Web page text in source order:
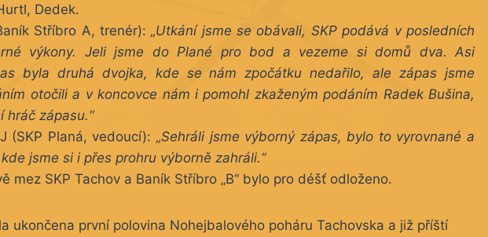
Dedek.
Stříbro A, trenér):„Utkání jsme se obávali, SKP podává v posledních
výkony. Jeli jsme do Plané pro bod a vezeme si domů dva. Asi
byla druhá dvojka, kde se nám zpočátku nedařilo, ale zápas jsme
otočili a v koncovce nám i pomohl zkaženým podáním Radek Bušina,
hráč zápasu.“
(SKP Planá, vedoucí): „Sehráli jsme výborný zápas, bylo to vyrovnané a
jsme si i přes prohru výborně zahráli.“
mez SKP Tachov a Baník Stříbro „B“ bylo pro déšť odloženo.
ukončena první polovina Nohejbalového poháru Tachovska a již příští